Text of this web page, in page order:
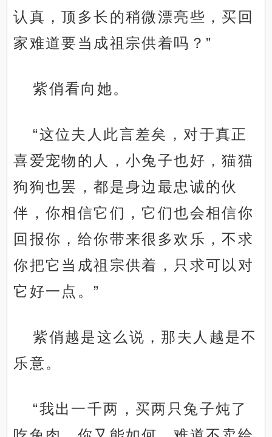
认真，顶多长的稍微漂亮些，买回
家难道要当成祖宗供着吗？”
紫俏看向她。
“这位夫人此言差矣，对于真正
喜爱宠物的人，小兔子也好，猫猫
狗狗也罢，都是身边最忠诚的伙
伴，你相信它们，它们也会相信你
回报你，给你带来很多欢乐，不求
你把它当成祖宗供着，只求可以对
它好一点。”
紫俏越是这么说，那夫人越是不
乐意。
“我出一千两，买两只兔子炖了